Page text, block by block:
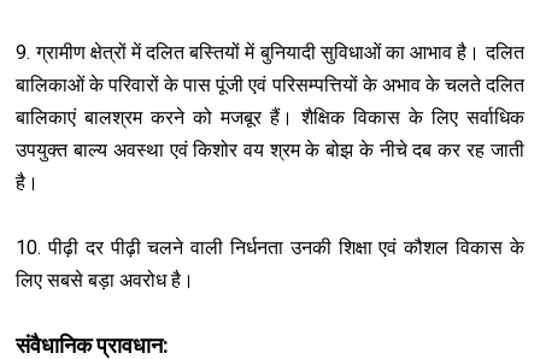
9. ग्रामीण क्षेत्रों में दलित बस्तियों में बुनियादी सुविधाओं का आभाव है। दलित
बालिकाओं के परिवारों के पास पूंजी एवं परिसम्पत्तियों के अभाव के चलते दलित
बालिकाएं बालश्रम करने को मजबूर हैं। शैक्षिक विकास के लिए सर्वाधिक
उपयुक्त बाल्य अवस्था एवं किशोर वय श्रम के बोझ के नीचे दब कर रह जाती
है।
10. पीढ़ी दर पीढ़ी चलने वाली निर्धनता उनकी शिक्षा एवं कौशल विकास के
लिए सबसे बड़ा अवरोध है।
संवैधानिक प्रावधान: